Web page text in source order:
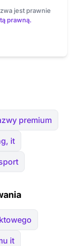
jest prawnie
prawną.
premium
it
it